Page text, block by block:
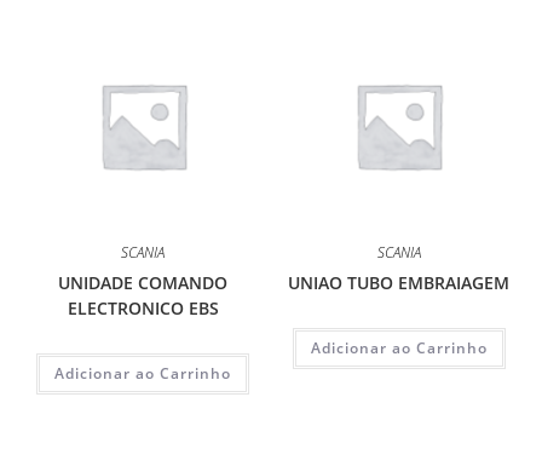
SCANIA
UNIDADE COMANDO
ELECTRONICO EBS
Adicionar ao Carrinho
SCANIA
UNIAO TUBO EMBRAIAGEM
Adicionar ao Carrinho